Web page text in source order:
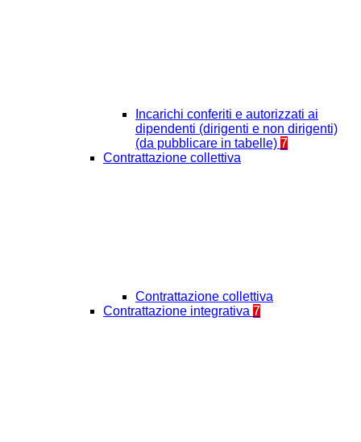
Incarichi conferiti e autorizzati ai
dipendenti (dirigenti e non dirigenti)
(da pubblicare in tabelle) 7
Contrattazione collettiva
Contrattazione collettiva
Contrattazione integrativa 7